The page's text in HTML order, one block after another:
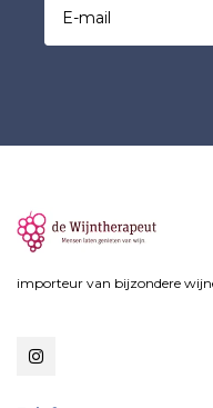
importeur van bijzondere